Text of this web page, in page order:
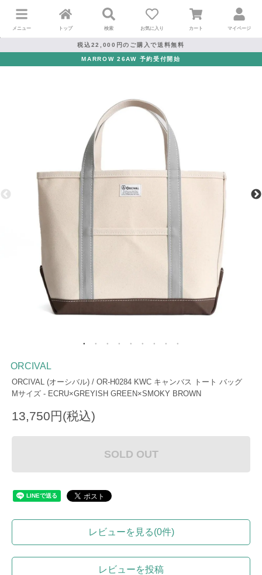
メニュー トップ 検索 お気に入り カート マイページ
税込22,000円のご購入で送料無料
MARROW 26AW 予約受付開始
ORCIVAL
ORCIVAL (オーシバル) / OR-H0284 KWC キャンバス トート バッグ
Mサイズ - ECRU×GREYISH GREEN×SMOKY BROWN
13,750円(税込)
SOLD OUT
レビューを見る(0件)
レビューを投稿